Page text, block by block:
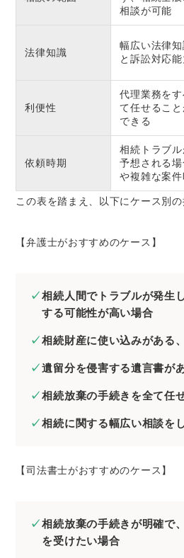
相談が可能
法律知識
幅広い法律知
と訴訟対応能
利便性
代理業務をす
て任せること
できる
依頼時期
相続トラブル
予想される場
や複雑な案件
この表を踏まえ、以下にケース別の
【弁護士がおすすめのケース】
相続人間でトラブルが発生
する可能性が高い場合
相続財産に使い込みがある
遺留分を侵害する遺言書が
相続放棄の手続きを全て任
相続に関する幅広い相談を
【司法書士がおすすめのケース】
相続放棄の手続きが明確で
を受けたい場合